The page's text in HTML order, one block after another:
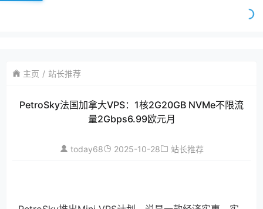
主页 站长推荐
PetroSky法国加拿大VPS：1核2G20GB NVMe不限流
量2Gbps6.99欧元月
today68 2025-10-28 站长推荐